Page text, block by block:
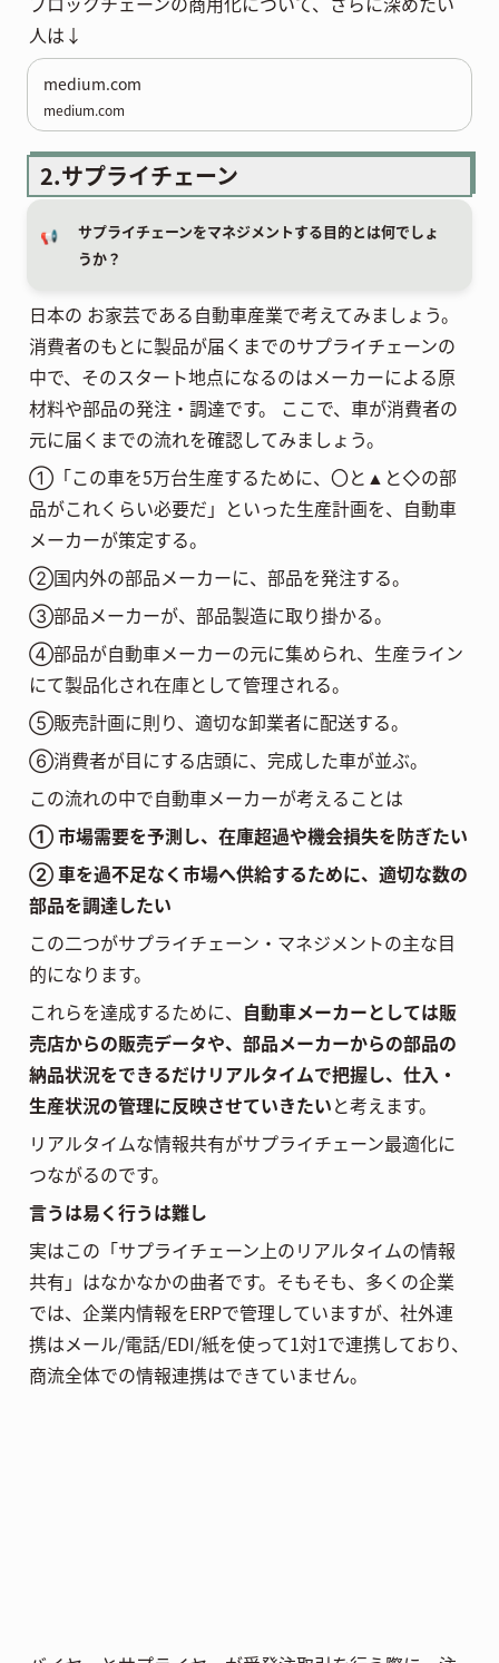
人は↓
medium.com
medium.com
2.サプライチェーン
📢
サプライチェーンをマネジメントする目的とは何でしょ
うか？
日本の お家芸である自動車産業で考えてみましょう。
消費者のもとに製品が届くまでのサプライチェーンの
中で、そのスタート地点になるのはメーカーによる原
材料や部品の発注・調達です。 ここで、車が消費者の
元に届くまでの流れを確認してみましょう。
①「この車を5万台生産するために、〇と▲と◇の部
品がこれくらい必要だ」といった生産計画を、自動車
メーカーが策定する。
②国内外の部品メーカーに、部品を発注する。
③部品メーカーが、部品製造に取り掛かる。
④部品が自動車メーカーの元に集められ、生産ライン
にて製品化され在庫として管理される。
⑤販売計画に則り、適切な卸業者に配送する。
⑥消費者が目にする店頭に、完成した車が並ぶ。
この流れの中で自動車メーカーが考えることは
①市場需要を予測し、在庫超過や機会損失を防ぎたい
②車を過不足なく市場へ供給するために、適切な数の
部品を調達したい
この二つがサプライチェーン・マネジメントの主な目
的になります。
これらを達成するために、 自動車メーカーとしては販
売店からの販売データや、部品メーカーからの部品の
納品状況をできるだけリアルタイムで把握し、仕入・
生産状況の管理に反映させていきたいと考えます。
リアルタイムな情報共有がサプライチェーン最適化に
つながるのです。
言うは易く行うは難し
実はこの「サプライチェーン上のリアルタイムの情報
共有」はなかなかの曲者です。そもそも、多くの企業
では、企業内情報をERPで管理していますが、社外連
携はメール/電話/EDI/紙を使って1対1で連携しており、
商流全体での情報連携はできていません。